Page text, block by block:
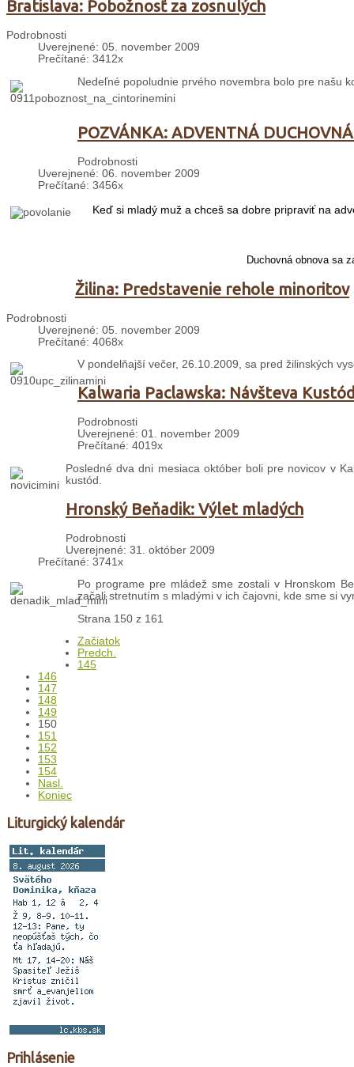
Bratislava: Pobožnosť za zosnulých
Podrobnosti
Uverejnené: 05. november 2009
Prečítané: 3412x
Nedeľné popoludnie prvého novembra bolo pre našu
POZVÁNKA: ADVENTNÁ
Podrobnosti
Uverejnené: 06. november 2009
Prečítané: 3456x
Keď si mladý muž a chceš sa dobre pripraviť na
Duchovná obnova sa
Žilina: Predstavenie rehole minoritov
Podrobnosti
Uverejnené: 05. november 2009
Prečítané: 4068x
V pondelňajší večer, 26.10.2009, sa pred žilinských
Kalwaria Paclawska: Návšteva
Podrobnosti
Uverejnené: 01. november 2009
Prečítané: 4019x
Posledné dva dni mesiaca október boli pre novicov v
kustód.
Hronský Beňadik: Výlet mladých
Podrobnosti
Uverejnené: 31. október 2009
Prečítané: 3741x
Po programe pre mládež sme zostali v Hronskom
začali stretnutím s mladými v ich čajovni, kde sme si
Strana 150 z 161
Začiatok
Predch.
145
146
147
148
149
150
151
152
153
154
Nasl.
Koniec
Liturgický kalendár
Prihlásenie